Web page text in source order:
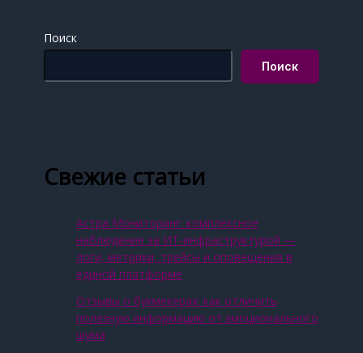
Поиск
Поиск
Свежие статьи
Астра Мониторинг: комплексное
наблюдение за ИТ‑инфраструктурой —
логи, метрики, трейсы и оповещения в
единой платформе
Отзывы о букмекерах: как отличить
полезную информацию от эмоционального
шума